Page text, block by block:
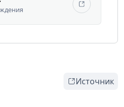
Источник